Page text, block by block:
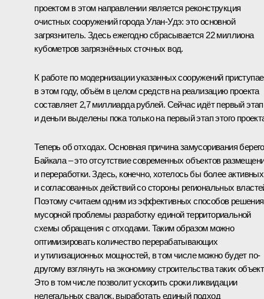
проектом в этом направлении является реконструкция
очистных сооружений города Улан-Удэ: это основной
загрязнитель. Здесь ежегодно сбрасывается 22 миллиона
кубометров загрязнённых сточных вод.
К работе по модернизации указанных сооружений
в этом году, объём в целом средств на реализацию проекта
составляет 2,7 миллиарда рублей. Сейчас идёт первый
и деньги выделены пока только на первый этап этого
Теперь об отходах. Основная причина замусоривания
Байкала – это отсутствие современных объектов
и переработки. Здесь, конечно, хотелось бы более активных
и согласованных действий со стороны региональных
Поэтому считаем одним из эффективных способов решения
мусорной проблемы разработку единой территориальной
схемы обращения с отходами. Таким образом можно
оптимизировать количество перерабатывающих
и утилизационных мощностей, в том числе можно будет по-
другому взглянуть на экономику строительства таких
Это в том числе позволит ускорить сроки ликвидации
нелегальных свалок, выработать единый подход